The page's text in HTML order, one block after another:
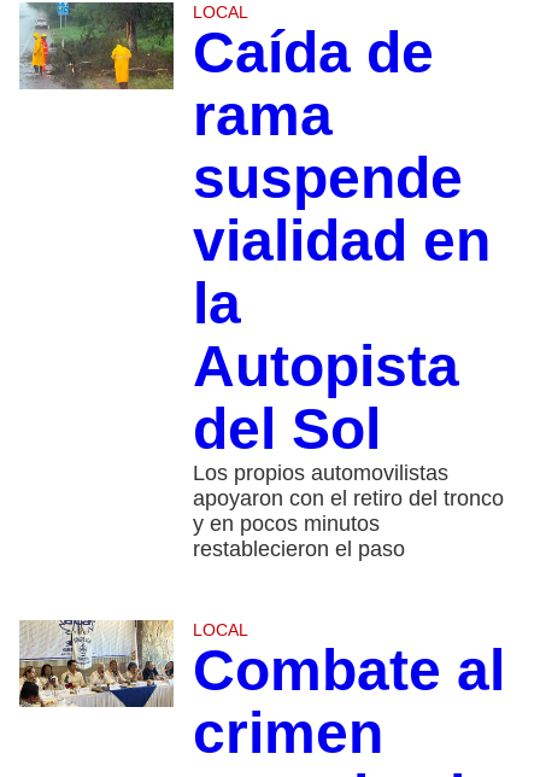
LOCAL
Caída de
rama
suspende
vialidad en
la
Autopista
del Sol
Los propios automovilistas
apoyaron con el retiro del tronco
y en pocos minutos
restablecieron el paso
LOCAL
Combate al
crimen